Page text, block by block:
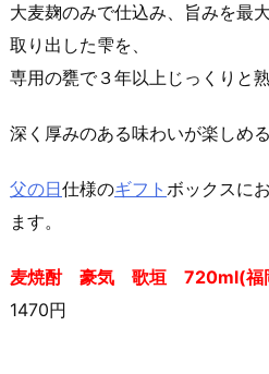
大麦麹のみで仕込み、旨みを最
取り出した雫を、
専用の甕で３年以上じっくりと
深く厚みのある味わいが楽しめ
父の日仕様のギフト ボックスに
ます。
麦焼酎 豪気 歌垣 720ml(福岡
1470円